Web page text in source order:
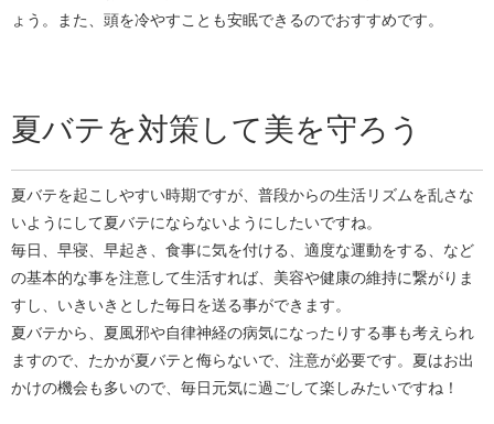
ょう。また、頭を冷やすことも安眠できるのでおすすめです。
夏バテを対策して美を守ろう
夏バテを起こしやすい時期ですが、普段からの生活リズムを乱さな
いようにして夏バテにならないようにしたいですね。
毎日、早寝、早起き、食事に気を付ける、適度な運動をする、など
の基本的な事を注意して生活すれば、美容や健康の維持に繋がりま
すし、いきいきとした毎日を送る事ができます。
夏バテから、夏風邪や自律神経の病気になったりする事も考えられ
ますので、たかが夏バテと侮らないで、注意が必要です。夏はお出
かけの機会も多いので、毎日元気に過ごして楽しみたいですね！